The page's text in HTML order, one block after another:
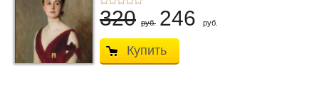
320 руб. 246 руб.
Купить